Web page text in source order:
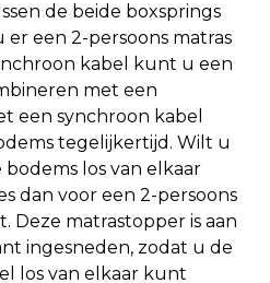
de beide boxsprings
een 2-persoons matras
kabel kunt u een
met een
een synchroon kabel
tegelijkertijd. Wilt u
los van elkaar
dan voor een 2-persoons
Deze matrastopper is aan
ingesneden, zodat u de
los van elkaar kunt